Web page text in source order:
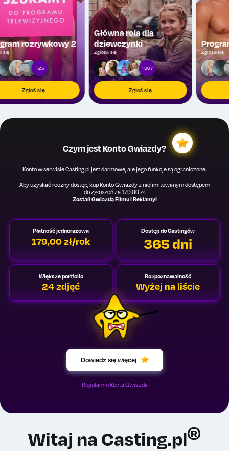
Program rozrywkowy 2
Główna rola dla
dziewczynki
Zgłosili się
+307
Czym jest Konto Gwiazdy?
Konto w serwisie Casting.pl jest darmowe, ale jego funkcje są ograniczone.
Aby uzyskać roczny dostęp, kup Konto Gwiazdy z nielimitowanym dostępem
do zgłoszeń za 179,00 zł.
Zostań Gwiazdą Filmu i Reklamy!
Płatność jednorazowa
179,00 zł/rok
Dostęp do Castingów
365 dni
Większe portfolio
24 zdjęć
Rozpoznawalność
Wyżej na liście
Dowiedz się więcej
Regulamin Konta Gwiazda
Witaj na Casting.pl®